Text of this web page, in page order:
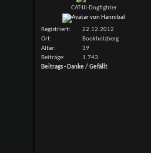
CAT-III-Dogfighter
Registriert
22.12.2012
Ort
Bookholzberg
Alter
39
Beiträge
1.743
Beitrags - Danke / Gefällt